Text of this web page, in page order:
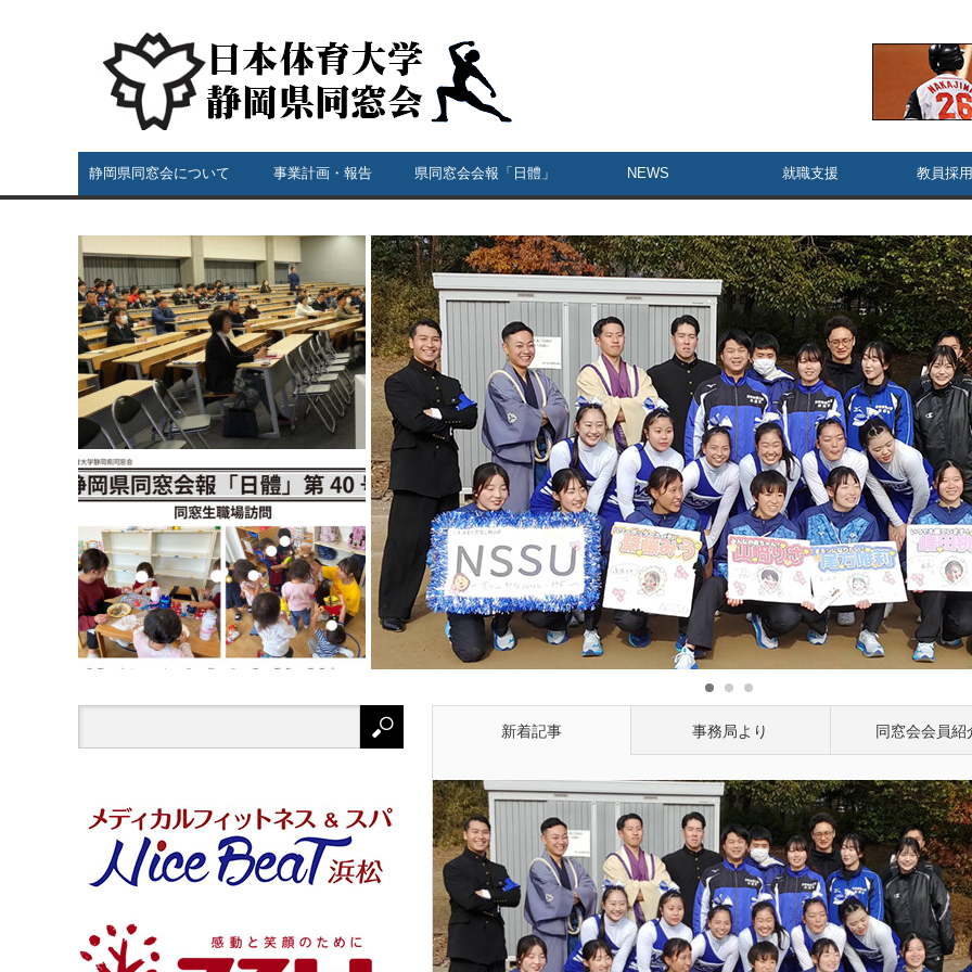
静岡県同窓会について 事業計画・報告 県同窓会会報「日體」 NEWS 就職支援 教員採
1 2
新着記事 事務局より 同窓会会員紹